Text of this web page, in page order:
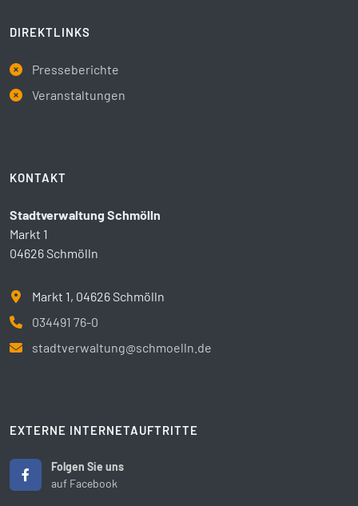
DIREKTLINKS
Presseberichte
Veranstaltungen
KONTAKT
Stadtverwaltung Schmölln
Markt 1
04626 Schmölln
Markt 1, 04626 Schmölln
034491 76-0
stadtverwaltung@schmoelln.de
EXTERNE INTERNETAUFTRITTE
Folgen Sie uns
auf Facebook